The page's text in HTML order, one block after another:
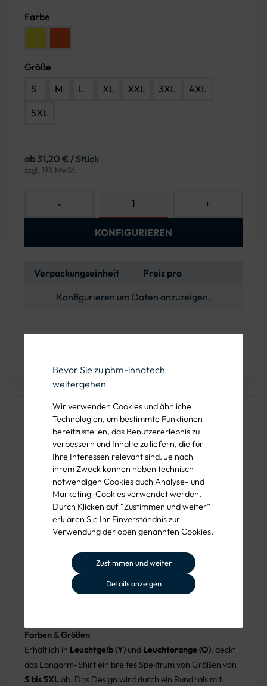
Bevor Sie zu phm-innotech
weitergehen
Wir verwenden Cookies und ähnliche
Technologien, um bestimmte Funktionen
bereitzustellen, das Benutzererlebnis zu
verbessern und Inhalte zu liefern, die für
Ihre Interessen relevant sind. Je nach
ihrem Zweck können neben technisch
notwendigen Cookies auch Analyse- und
Marketing-Cookies verwendet werden.
Durch Klicken auf “Zustimmen und weiter”
erklären Sie Ihr Einverständnis zur
Verwendung der oben genannten Cookies.
Zustimmen und weiter
Details anzeigen
Farbe
Größe
S
M L XL XXL 3XL
4XL
5XL
ab 31,20 € / Stück
zzgl. 19% MwSt.
- +
KONFIGURIEREN
Verpackungseinheit
Preis pro
Konfigurieren um Daten anzuzeigen.
Produktbeschreibung
Das Vizwell Langarm-Shirt VWTS21 UV 50+bietet
ultimativen Schutz und Komfort unter den
anspruchsvollsten Arbeitsbedingungen. Ausgestattet mit
UPF 50+ und einer anti-bakteriellen Ausrüstung,
kombiniert es fortschrittliches Feuchtigkeitsmanagement
mit hervorragender Atmungsaktivität.
Konstruktion und Material
Dieses Shirt nutzt die innovative CoolPass-Technologie
und eine Birdseye-Struktur für schnelle Trocknung und
Strapazierfähigkeit. Segmentierte Reflektorstreifen an
Rumpf, Armen und Schultern bieten Flexibilität und hohe
Farben & Größen
Erhältlich in Leuchtgelb (Y) und Leuchtorange (O), deckt
das Langarm-Shirt ein breites Spektrum von Größen von
S bis 5XLab. Das Design wird durch ein Rundhals mit